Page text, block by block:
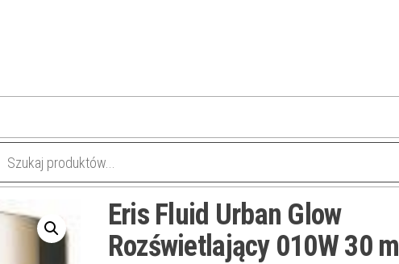
Eris Fluid Urban Glow
Rozświetlający 010W 30 ml